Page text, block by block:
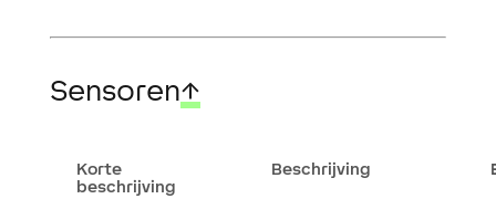
Sensoren↑
Korte
beschrijving
Beschrijving